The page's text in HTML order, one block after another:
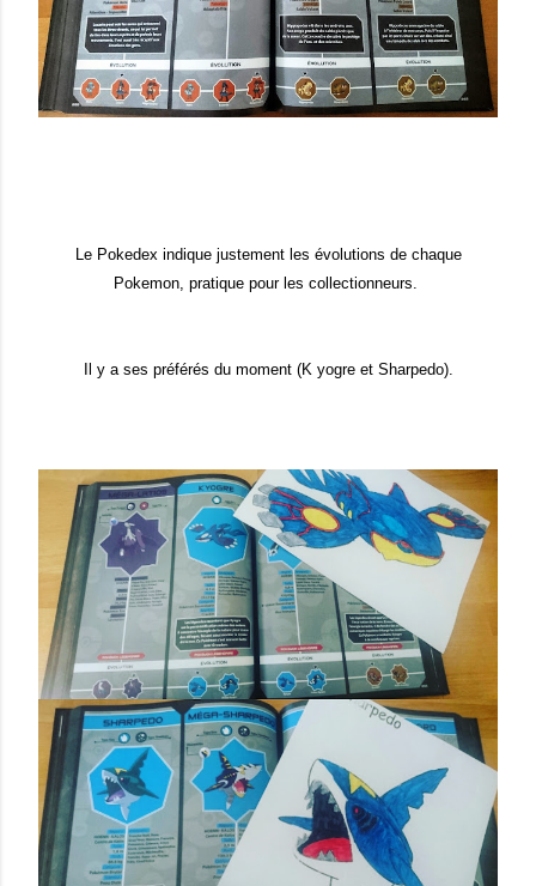
Le Pokedex indique justement les évolutions de chaque
Pokemon, pratique pour les collectionneurs.
Il y a ses préférés du moment (K yogre et Sharpedo).